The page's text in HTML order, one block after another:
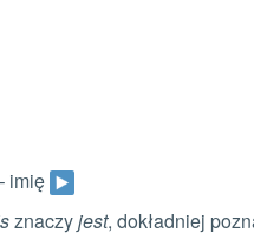
imię
znaczyjest, dokładniej